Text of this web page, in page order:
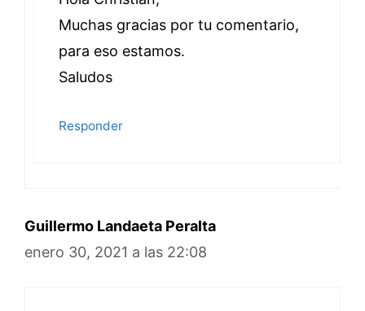
Muchas gracias por tu comentario,
para eso estamos.
Saludos
Responder
Guillermo Landaeta Peralta
enero 30, 2021 a las 22:08